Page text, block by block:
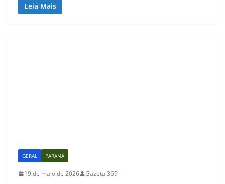
Leia Mais
GERAL PARANÁ
19 de maio de 2026 Gazeta 369